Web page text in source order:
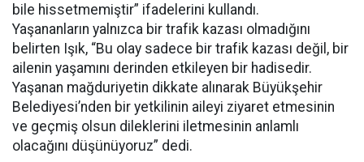
bile hissetmemiştir” ifadelerini kullandı.
Yaşananların yalnızca bir trafik kazası olmadığını
belirten Işık, “Bu olay sadece bir trafik kazası değil, bir
ailenin yaşamını derinden etkileyen bir hadisedir.
Yaşanan mağduriyetin dikkate alınarak Büyükşehir
Belediyesi’nden bir yetkilinin aileyi ziyaret etmesinin
ve geçmiş olsun dileklerini iletmesinin anlamlı
olacağını düşünüyoruz” dedi.